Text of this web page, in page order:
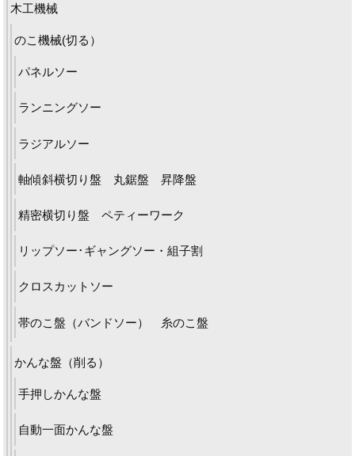
木工機械
のこ機械(切る）
パネルソー
ランニングソー
ラジアルソー
軸傾斜横切り盤 丸鋸盤 昇降盤
精密横切り盤 ペティーワーク
リップソー･ギャングソー・組子割
クロスカットソー
帯のこ盤（バンドソー） 糸のこ盤
かんな盤（削る）
手押しかんな盤
自動一面かんな盤